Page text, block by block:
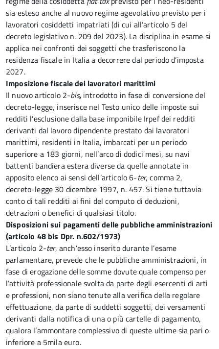
sia esteso anche al nuovo regime agevolativo previsto per i
lavoratori cosiddetti impatriati (di cui all’articolo 5 del
decreto legislativo n. 209 del 2023). La disciplina in esame si
applica nei confronti dei soggetti che trasferiscono la
residenza fiscale in Italia a decorrere dal periodo d’imposta
2027.
Imposizione fiscale dei lavoratori marittimi
Il nuovo articolo 2-bis,introdotto in fase di conversione del
decreto-legge, inserisce nel Testo unico delle imposte sui
redditi l’esclusione dalla base imponibile Irpef dei redditi
derivanti dal lavoro dipendente prestato dai lavoratori
marittimi, residenti in Italia, imbarcati per un periodo
superiore a 183 giorni, nell’arco di dodici mesi, su navi
battenti bandiera estera diverse da quelle annotate in
apposito elenco ai sensi dell’articolo 6-ter, comma 2,
decreto-legge 30 dicembre 1997, n. 457. Si tiene tuttavia
conto di tali redditi ai fini del computo di deduzioni,
detrazioni o benefici di qualsiasi titolo.
Disposizioni sui pagamenti delle pubbliche amministrazioni
(articolo 48 bis Dpr. n.602/1973)
L’articolo 2-ter, anch’esso inserito durante l’esame
parlamentare, prevede che le pubbliche amministrazioni, in
fase di erogazione delle somme dovute quale compenso per
l’attività professionale svolta da parte degli esercenti di arti
e professioni, non siano tenute alla verifica della regolare
effettuazione, da parte di suddetti soggetti, dei versamenti
derivanti dalla notifica di una o più cartelle di pagamento,
qualora l’ammontare complessivo di queste ultime sia pari o
inferiore a 5mila euro.